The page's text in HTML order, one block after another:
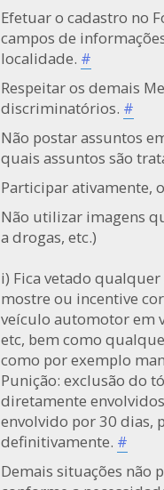
Efetuar o cadastro no
campos de
localidade. #
Respeitar os demais
discriminatórios. #
Não postar assuntos
quais assuntos são
Participar ativamente,
Não utilizar imagens
a drogas, etc.)
i) Fica vetado
mostre ou incentive
veículo automotor em
etc, bem como
como por exemplo
Punição: exclusão do
diretamente
envolvido por 30 dias,
definitivamente. #
Demais situações não